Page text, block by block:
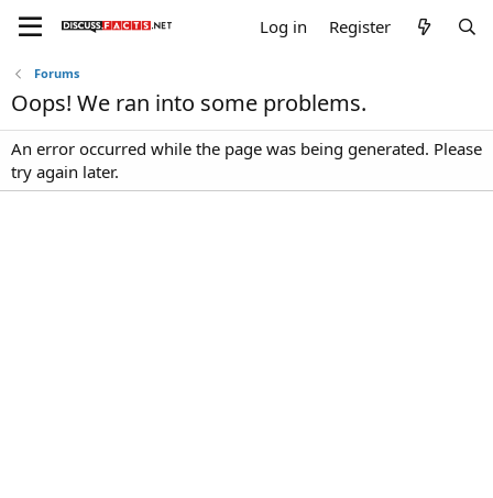
Log in Register
Forums
Oops! We ran into some problems.
An error occurred while the page was being generated. Please
try again later.